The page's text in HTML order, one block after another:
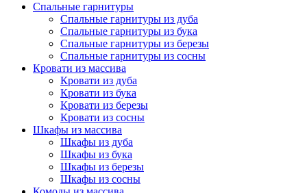
Спальные гарнитуры
Спальные гарнитуры из дуба
Спальные гарнитуры из бука
Спальные гарнитуры из березы
Спальные гарнитуры из сосны
Кровати из массива
Кровати из дуба
Кровати из бука
Кровати из березы
Кровати из сосны
Шкафы из массива
Шкафы из дуба
Шкафы из бука
Шкафы из березы
Шкафы из сосны